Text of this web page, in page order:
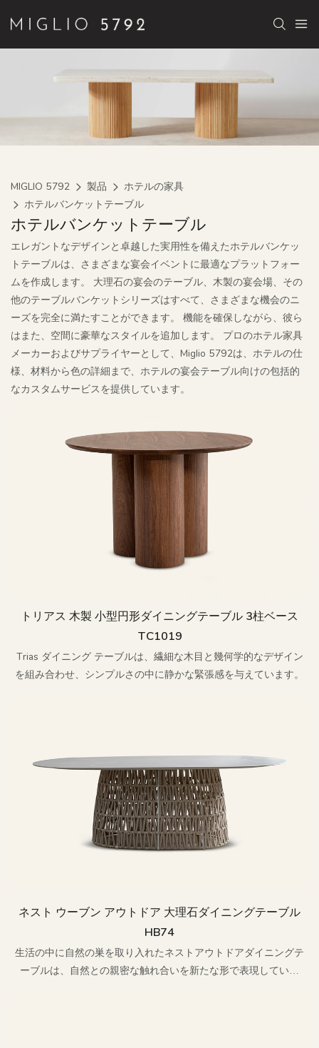
MIGLIO 5792 製品
ホテルの家具
ホテルバンケットテーブル
ホテルバンケットテーブル
エレガントなデザインと卓越した実用性を備えたホテルバンケッ
トテーブルは、さまざまな宴会イベントに最適なプラットフォー
ムを作成します。 大理石の宴会のテーブル、木製の宴会場、その
他のテーブルバンケットシリーズはすべて、さまざまな機会のニ
ーズを完全に満たすことができます。 機能を確保しながら、彼ら
はまた、空間に豪華なスタイルを追加します。 プロのホテル家具
メーカーおよびサプライヤーとして、Miglio 5792は、ホテルの仕
様、材料から色の詳細まで、ホテルの宴会テーブル向けの包括的
なカスタムサービスを提供しています。
トリアス 木製 小型円形ダイニングテーブル 3柱ベース
TC1019
Trias ダイニング テーブルは、繊細な木目と幾何学的なデザイン
を組み合わせ、シンプルさの中に静かな緊張感を与えています。
ネスト ウーブン アウトドア 大理石ダイニングテーブル
HB74
生活の中に自然の巣を取り入れたネストアウトドアダイニングテ
ーブルは、自然との親密な触れ合いを新たな形で表現していま